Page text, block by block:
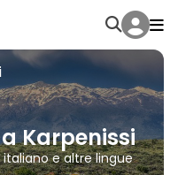
Karpenissi
italiano e altre lingue